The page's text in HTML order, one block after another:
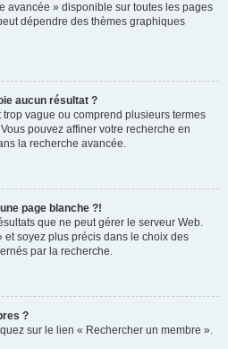
avancée » disponible sur toutes les pages
dépendre des thèmes graphiques
aucun résultat ?
vague ou comprend plusieurs termes
pouvez affiner votre recherche en
la recherche avancée.
page blanche ?!
que ne peut gérer le serveur Web.
soyez plus précis dans le choix des
par la recherche.
?
sur le lien « Rechercher un membre ».